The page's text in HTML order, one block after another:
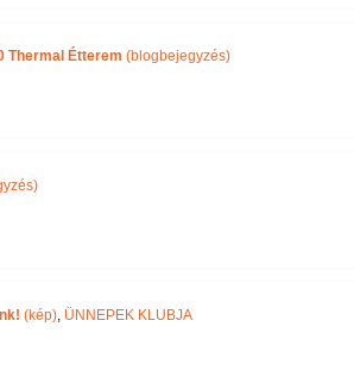
Thermal Étterem (blogbejegyzés)
(kép), ÜNNEPEK KLUBJA